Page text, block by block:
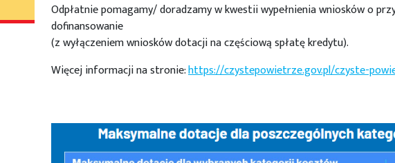
Odpłatnie pomagamy/ doradzamy w kwestii wypełnienia wniosków o
dofinansowanie
(z wyłączeniem wniosków dotacji na częściową spłatę kredytu).
Więcej informacji na stronie:https://czystepowietrze.gov.pl/czyste-